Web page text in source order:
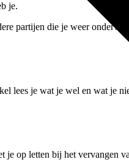
je.
partijen die je weer
lees je wat je wel en wat je
op letten bij het vervangen